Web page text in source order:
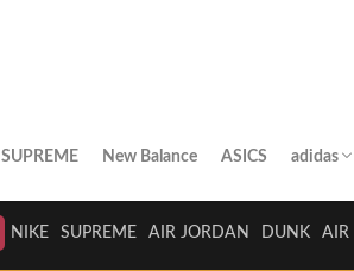
SUPREME New Balance ASICS adidas
NIKE SUPREME AIR JORDAN DUNK AIR